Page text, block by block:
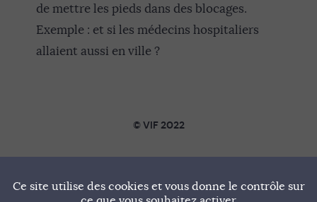
de mettre les pieds dans des blocages.
Exemple : et si les médecins hospitaliers
allaient aussi en ville ?
© VIF 2022
SOUTENIR VIF
NOTRE MANIFESTE
Ce site utilise des cookies et vous donne le contrôle sur